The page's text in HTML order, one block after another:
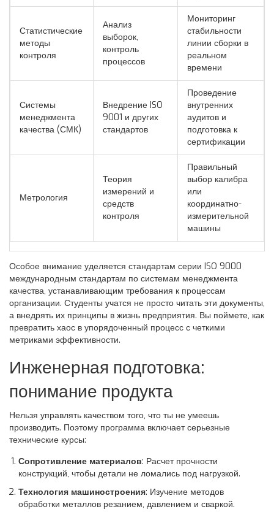
Статистические
методы
контроля
Анализ
выборок,
контроль
процессов
Мониторинг
стабильности
линии сборки в
реальном
времени
Системы
менеджмента
качества (СМК)
Внедрение ISO
9001 и других
стандартов
Проведение
внутренних
аудитов и
подготовка к
сертификации
Метрология
Теория
измерений и
средств
контроля
Правильный
выбор калибра
или
координатно-
измерительной
машины
Особое внимание уделяется стандартам серии ISO 9000
международным стандартам по системам менеджмента
качества, устанавливающим требования к процессам
организации. Студенты учатся не просто читать эти документы,
а внедрять их принципы в жизнь предприятия. Вы поймете, как
превратить хаос в упорядоченный процесс с четкими
метриками эффективности.
Инженерная подготовка:
понимание продукта
Нельзя управлять качеством того, что ты не умеешь
производить. Поэтому программа включает серьезные
технические курсы:
Сопротивление материалов: Расчет прочности
конструкций, чтобы детали не ломались под нагрузкой.
Технология машиностроения: Изучение методов
обработки металлов резанием, давлением и сваркой.